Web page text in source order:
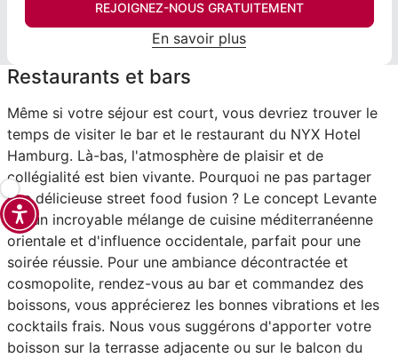
REJOIGNEZ-NOUS GRATUITEMENT
En savoir plus
Restaurants et bars
Même si votre séjour est court, vous devriez trouver le
temps de visiter le bar et le restaurant du NYX Hotel
Hamburg. Là-bas, l'atmosphère de plaisir et de
collégialité est bien vivante. Pourquoi ne pas partager
une délicieuse street food fusion ? Le concept Levante
est un incroyable mélange de cuisine méditerranéenne
orientale et d'influence occidentale, parfait pour une
soirée réussie. Pour une ambiance décontractée et
cosmopolite, rendez-vous au bar et commandez des
boissons, vous apprécierez les bonnes vibrations et les
cocktails frais. Nous vous suggérons d'apporter votre
boisson sur la terrasse adjacente ou sur le balcon du